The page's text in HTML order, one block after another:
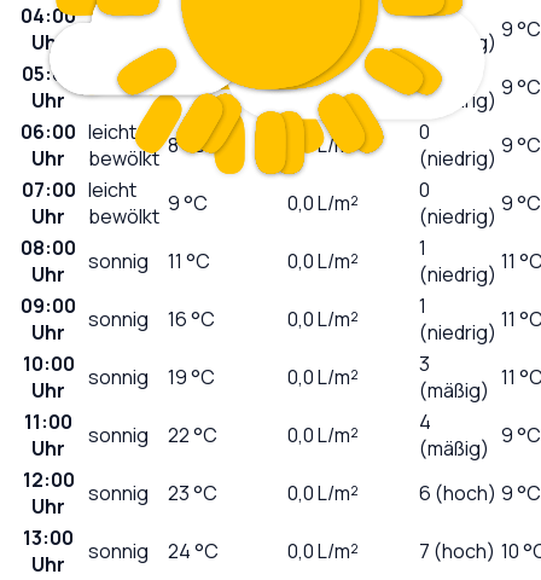
04:00
Uhr
klar °C L/m²
0
(niedrig) 9 °C
05:00
Uhr
klar 9 °C 0,0L/m²
0
(niedrig) 9 °C
06:00
Uhr
leicht
bewölkt 8°C 0,0L/m²
0
(niedrig) 9 °C
07:00
Uhr
leicht
bewölkt 9°C 0,0L/m²
0
(niedrig) 9 °C
08:00
Uhr
sonnig 11 °C 0,0L/m²
1
(niedrig) 11
09:00
Uhr
sonnig 16°C 0,0L/m²
1
(niedrig) 11
10:00
Uhr
sonnig 19°C 0,0L/m²
3
(mäßig) 11
11:00
Uhr
sonnig 22°C 0,0L/m²
4
(mäßig) 9 °C
12:00
Uhr
sonnig 23°C 0,0L/m² 6 (hoch) 9 °C
13:00
Uhr
sonnig 24°C 0,0L/m² 7 (hoch) 10